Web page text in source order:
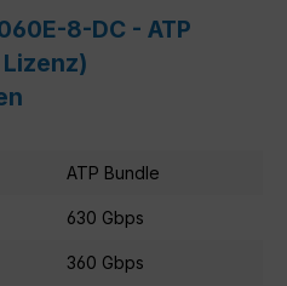
8-DC - ATP
ATP Bundle
630 Gbps
360 Gbps